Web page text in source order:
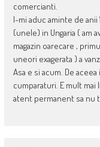
comercianti.
I-mi aduc aminte de
(unele) in Ungaria ( am
magazin oarecare ,
uneori exagerata ) a
Asa e si acum. De
cumparaturi. E mult
atent permanent sa nu